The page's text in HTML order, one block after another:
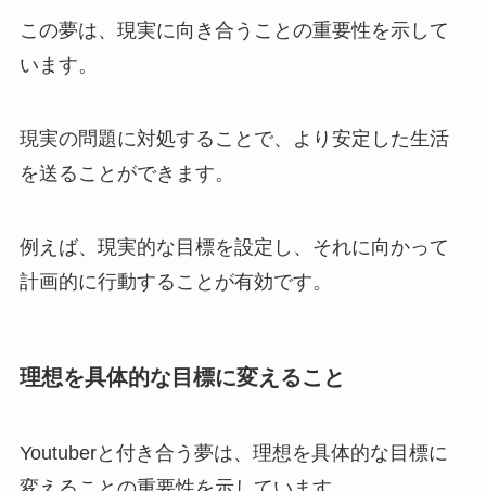
この夢は、現実に向き合うことの重要性を示して
います。
現実の問題に対処することで、より安定した生活
を送ることができます。
例えば、現実的な目標を設定し、それに向かって
計画的に行動することが有効です。
理想を具体的な目標に変えること
Youtuberと付き合う夢は、理想を具体的な目標に